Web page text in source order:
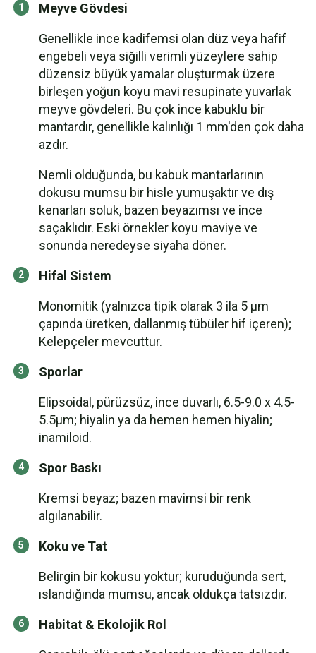
Meyve Gövdesi
Genellikle ince kadifemsi olan düz veya hafif
engebeli veya siğilli verimli yüzeylere sahip
düzensiz büyük yamalar oluşturmak üzere
birleşen yoğun koyu mavi resupinate yuvarlak
meyve gövdeleri. Bu çok ince kabuklu bir
mantardır, genellikle kalınlığı 1 mm'den çok daha
azdır.
Nemli olduğunda, bu kabuk mantarlarının
dokusu mumsu bir hisle yumuşaktır ve dış
kenarları soluk, bazen beyazımsı ve ince
saçaklıdır. Eski örnekler koyu maviye ve
sonunda neredeyse siyaha döner.
Hifal Sistem
Monomitik (yalnızca tipik olarak 3 ila 5 µm
çapında üretken, dallanmış tübüler hif içeren);
Kelepçeler mevcuttur.
Sporlar
Elipsoidal, pürüzsüz, ince duvarlı, 6.5-9.0 x 4.5-
5.5µm; hiyalin ya da hemen hemen hiyalin;
inamiloid.
Spor Baskı
Kremsi beyaz; bazen mavimsi bir renk
algılanabilir.
Koku ve Tat
Belirgin bir kokusu yoktur; kuruduğunda sert,
ıslandığında mumsu, ancak oldukça tatsızdır.
Habitat & Ekolojik Rol